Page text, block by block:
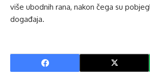
više ubodnih rana, nakon čega su
događaja.